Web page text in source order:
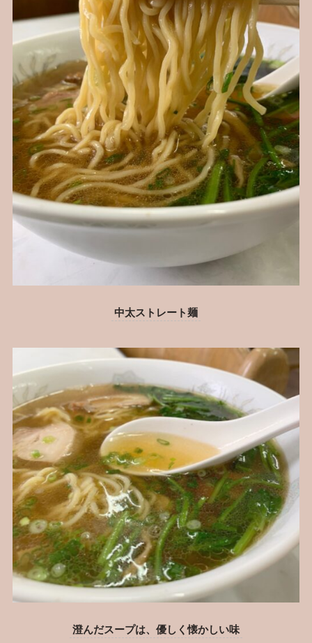
中太ストレート麺
澄んだスープは、優しく懐かしい味